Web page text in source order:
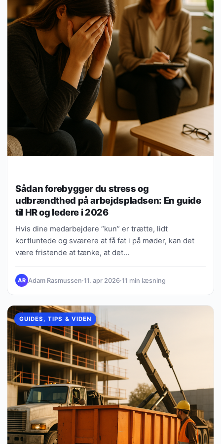
Sådan forebygger du stress og
udbrændthed på arbejdspladsen: En guide
til HR og ledere i 2026
Hvis dine medarbejdere “kun” er trætte, lidt
kortluntede og sværere at få fat i på møder, kan det
være fristende at tænke, at det…
AR Adam Rasmussen·11. apr 2026·11 min læsning
GUIDES, TIPS & VIDEN